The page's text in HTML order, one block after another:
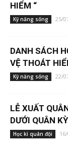
HIỂM “
Kỹ năng sống 25/
DANH SÁCH
VỆ THOÁT
Kỹ năng sống 22/
LỄ XUẤT
DƯỚI QUÂN
Học kì quân đội